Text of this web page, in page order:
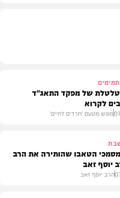
של מפקד התאג"ד
לקרוא
מוגש מטעם 'חרדים לחיים'
הטאבו שהותירה את הרב
יוסף זאב
הרב יוסף זאב